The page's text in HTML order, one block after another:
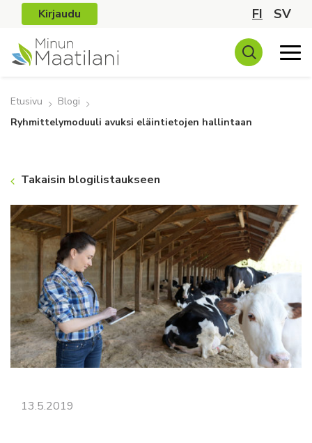
Kirjaudu FI SV
Etusivu
Blogi
Ryhmittelymoduuli avuksi eläintietojen hallintaan
Takaisin blogilistaukseen
13.5.2019